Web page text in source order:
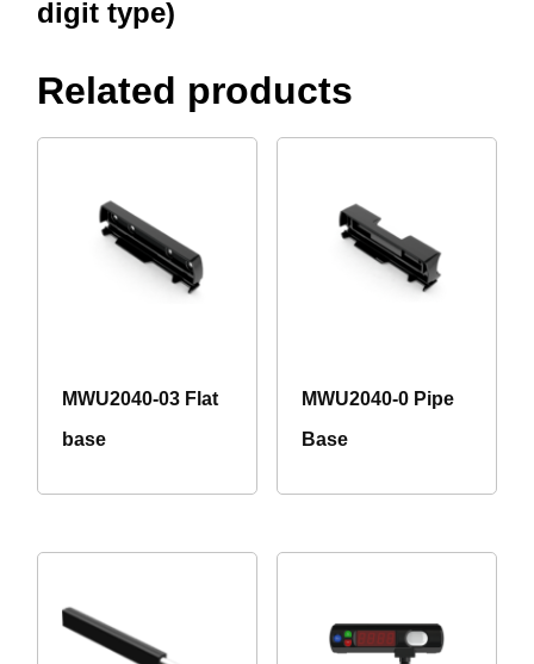
digit type)
Related products
MWU2040-03 Flat
base
MWU2040-0 Pipe
Base